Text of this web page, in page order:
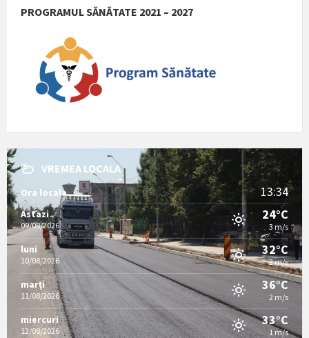
PROGRAMUL SĂNĂTATE 2021 – 2027
VREMEA LOCALA
Ora locala 13:34
Astazi
09/08/2026
24°C
3 m/s
luni
10/08/2026
32°C
2 m/s
marți
11/08/2026
36°C
2 m/s
miercuri
12/08/2026
33°C
1 m/s